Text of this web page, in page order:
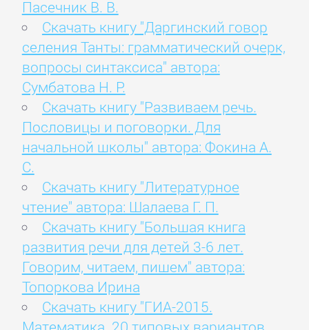
Пасечник В. В.
Скачать книгу "Даргинский говор
селения Танты: грамматический очерк,
вопросы синтаксиса" автора:
Сумбатова Н. Р.
Скачать книгу "Развиваем речь.
Пословицы и поговорки. Для
начальной школы" автора: Фокина А.
С.
Скачать книгу "Литературное
чтение" автора: Шалаева Г. П.
Скачать книгу "Большая книга
развития речи для детей 3-6 лет.
Говорим, читаем, пишем" автора:
Топоркова Ирина
Скачать книгу "ГИА-2015.